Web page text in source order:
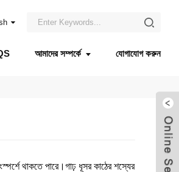
আমাদের সম্পর্কে যোগাযোগ করুন
থাকতে পারে।গাঢ় ধূসর কাঠের শস্যের